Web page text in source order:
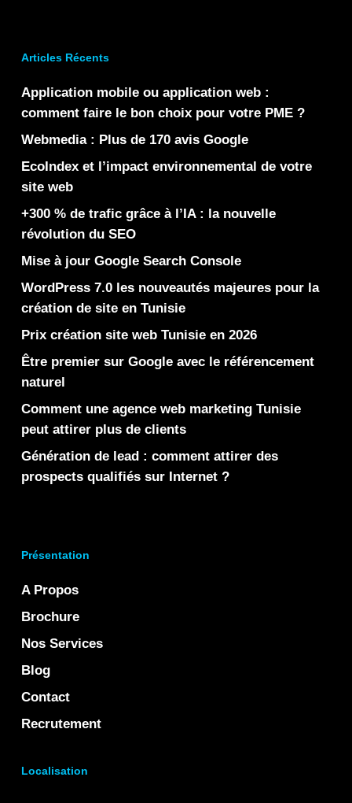
Articles Récents
Application mobile ou application web :
comment faire le bon choix pour votre PME ?
Webmedia : Plus de 170 avis Google
EcoIndex et l’impact environnemental de votre
site web
+300 % de trafic grâce à l’IA : la nouvelle
révolution du SEO
Mise à jour Google Search Console
WordPress 7.0 les nouveautés majeures pour la
création de site en Tunisie
Prix création site web Tunisie en 2026
Être premier sur Google avec le référencement
naturel
Comment une agence web marketing Tunisie
peut attirer plus de clients
Génération de lead : comment attirer des
prospects qualifiés sur Internet ?
Présentation
A Propos
Brochure
Nos Services
Blog
Contact
Recrutement
Localisation